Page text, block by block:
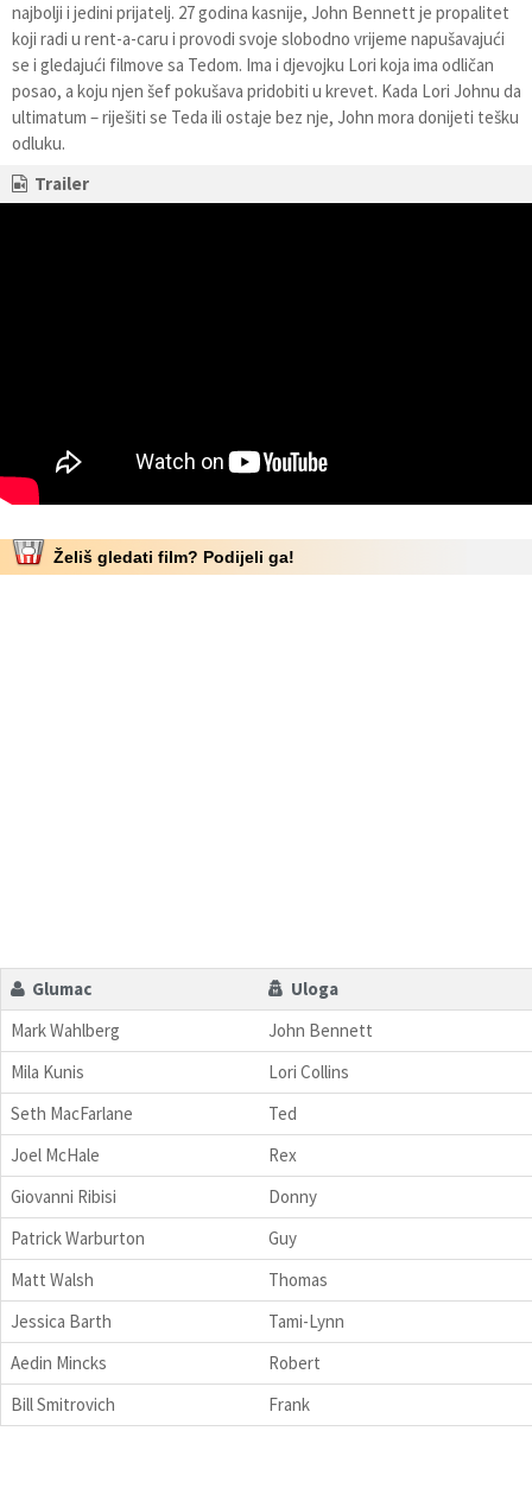
najbolji i jedini prijatelj. 27 godina kasnije, John Bennett je propalitet
koji radi u rent-a-caru i provodi svoje slobodno vrijeme napušavajući
se i gledajući filmove sa Tedom. Ima i djevojku Lori koja ima odličan
posao, a koju njen šef pokušava pridobiti u krevet. Kada Lori Johnu da
ultimatum – riješiti se Teda ili ostaje bez nje, John mora donijeti tešku
odluku.
Trailer
Želiš gledati film? Podijeli ga!
Glumac
Uloga
Mark Wahlberg
John Bennett
Mila Kunis
Lori Collins
Seth MacFarlane
Ted
Joel McHale
Rex
Giovanni Ribisi
Donny
Patrick Warburton
Guy
Matt Walsh
Thomas
Jessica Barth
Tami-Lynn
Aedin Mincks
Robert
Bill Smitrovich
Frank